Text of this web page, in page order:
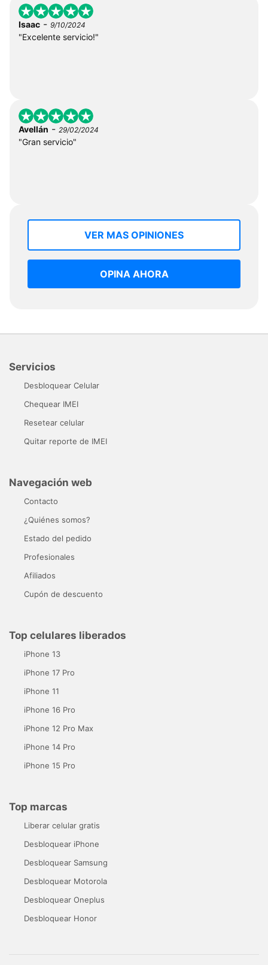
Isaac - 9/10/2024
"Excelente servicio!"
Avellán - 29/02/2024
"Gran servicio"
VER MAS OPINIONES
OPINA AHORA
Servicios
Desbloquear Celular
Chequear IMEI
Resetear celular
Quitar reporte de IMEI
Navegación web
Contacto
¿Quiénes somos?
Estado del pedido
Profesionales
Afiliados
Cupón de descuento
Top celulares liberados
iPhone 13
iPhone 17 Pro
iPhone 11
iPhone 16 Pro
iPhone 12 Pro Max
iPhone 14 Pro
iPhone 15 Pro
Top marcas
Liberar celular gratis
Desbloquear iPhone
Desbloquear Samsung
Desbloquear Motorola
Desbloquear Oneplus
Desbloquear Honor